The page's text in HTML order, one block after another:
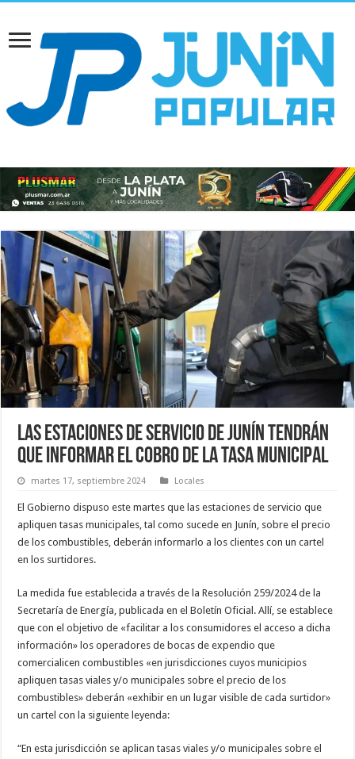
Las estaciones de servicio de Junín tendrán
que informar el cobro de la tasa municipal
martes 17, septiembre 2024 Locales
El Gobierno dispuso este martes que las estaciones de servicio que
apliquen tasas municipales, tal como sucede en Junín, sobre el precio
de los combustibles, deberán informarlo a los clientes con un cartel
en los surtidores.
La medida fue establecida a través de la Resolución 259/2024 de la
Secretaría de Energía, publicada en el Boletín Oficial. Allí, se establece
que con el objetivo de «facilitar a los consumidores el acceso a dicha
información» los operadores de bocas de expendio que
comercialicen combustibles «en jurisdicciones cuyos municipios
apliquen tasas viales y/o municipales sobre el precio de los
combustibles» deberán «exhibir en un lugar visible de cada surtidor»
un cartel con la siguiente leyenda:
“En esta jurisdicción se aplican tasas viales y/o municipales sobre el